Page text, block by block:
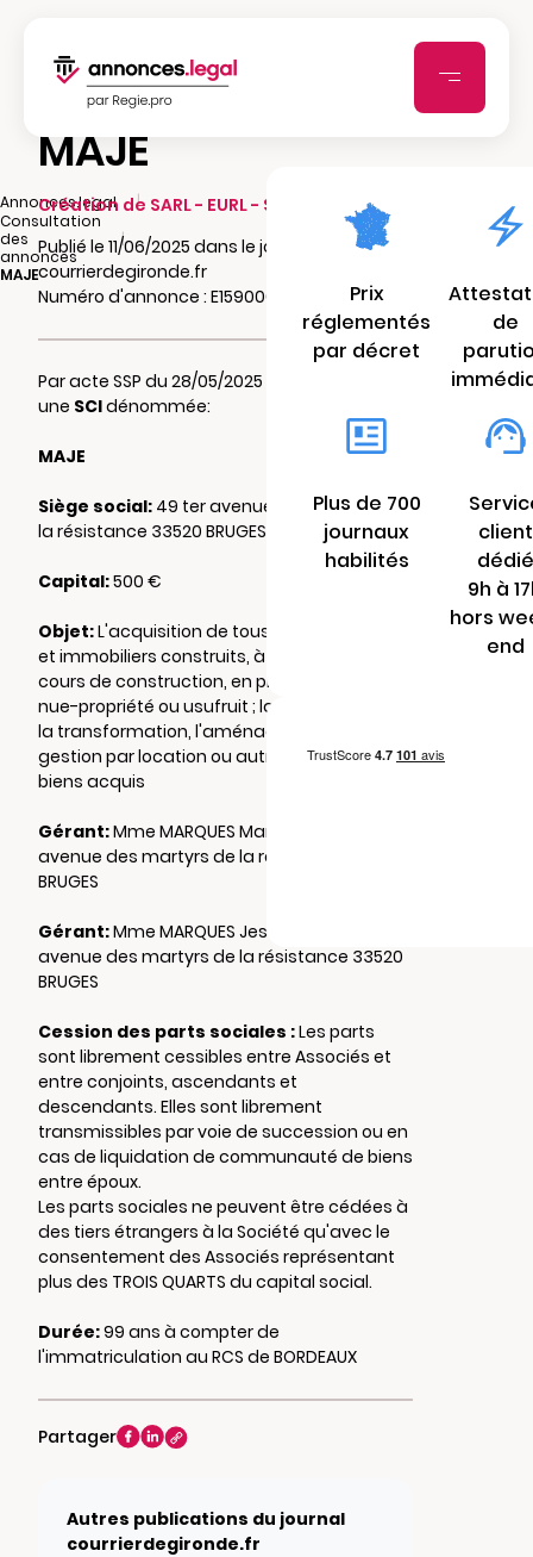
Annonces.legal
|
Consultation
des
annonces
|
MAJE
MAJE
Création de SARL - EURL - SCI - SCA - SCCV
Publié le 11/06/2025 dans le journal
courrierdegironde.fr
Numéro d'annonce : E15900001opp1
Par acte SSP du 28/05/2025 il a été constitué
une SCIdénommée:
MAJE
Siège social: 49 ter avenue des martyrs de
la résistance 33520 BRUGES
Capital:500 €
Objet:L'acquisition de tous biens mobiliers
et immobiliers construits, à construire ou en
cours de construction, en pleine propriété,
nue-propriété ou usufruit ; la mise en valeur,
la transformation, l'aménagement, la
gestion par location ou autrement desdits
biens acquis
Gérant:Mme MARQUES Marina 49 ter
avenue des martyrs de la résistance 33520
BRUGES
Gérant:Mme MARQUES Jessica 49 ter
avenue des martyrs de la résistance 33520
BRUGES
Cession des parts sociales :Les parts
sont librement cessibles entre Associés et
entre conjoints, ascendants et
descendants. Elles sont librement
transmissibles par voie de succession ou en
cas de liquidation de communauté de biens
entre époux.
Les parts sociales ne peuvent être cédées à
des tiers étrangers à la Société qu'avec le
consentement des Associés représentant
plus des TROIS QUARTS du capital social.
Durée:99 ans à compter de
l'immatriculation au RCS de BORDEAUX
Partager
Autres publications du journal
courrierdegironde.fr
Prix
réglementés
par décret
de
Plus de 700
journaux
habilités
client
dédié
9h à
hors
end